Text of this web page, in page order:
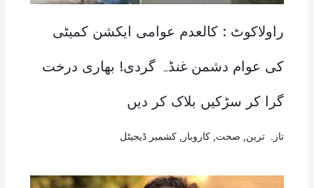
راولاکوٹ : کالعدم عوامی ایکشن کمیٹی
کی عوام دشمن غنڈہ گردی! بھاری درخت
گرا کر سڑکیں بلاک کر دیں
تازہ ترین صحت کاروبار کشمیر ڈیجیٹل